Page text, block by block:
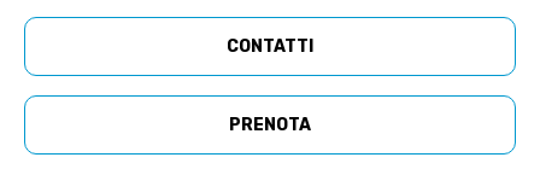
CONTATTI
PRENOTA